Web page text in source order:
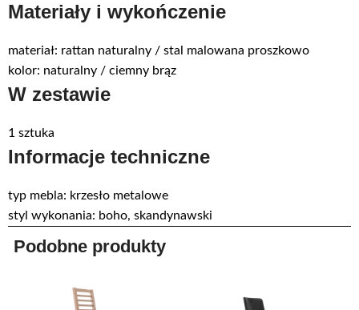
Materiały i wykończenie
materiał: rattan naturalny / stal malowana proszkowo
kolor: naturalny / ciemny brąz
W zestawie
1 sztuka
Informacje techniczne
typ mebla: krzesło metalowe
styl wykonania: boho, skandynawski
Podobne produkty